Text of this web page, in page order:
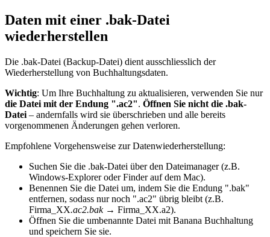
Daten mit einer .bak-Datei
wiederherstellen
Die .bak-Datei (Backup-Datei) dient ausschliesslich der
Wiederherstellung von Buchhaltungsdaten.
Wichtig: Um Ihre Buchhaltung zu aktualisieren, verwenden Sie nur
die Datei mit der Endung ".ac2". Öffnen Sie nicht die .bak-
Datei – andernfalls wird sie überschrieben und alle bereits
vorgenommenen Änderungen gehen verloren.
Empfohlene Vorgehensweise zur Datenwiederherstellung:
Suchen Sie die .bak-Datei über den Dateimanager (z.B.
Windows-Explorer oder Finder auf dem Mac).
Benennen Sie die Datei um, indem Sie die Endung ".bak"
entfernen, sodass nur noch ".ac2" übrig bleibt (z.B.
Firma_XX.ac2.bak→ Firma_XX.a2).
Öffnen Sie die umbenannte Datei mit Banana Buchhaltung
und speichern Sie sie.